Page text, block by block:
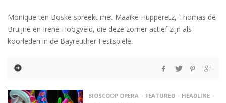
Monique ten Boske spreekt met Maaike Hupperetz, Thomas de
Bruijne en Irene Hoogveld, die deze zomer actief zijn als
koorleden in de Bayreuther Festspiele.
BIOSCOOP OPERA FEATURED
HEADLINE